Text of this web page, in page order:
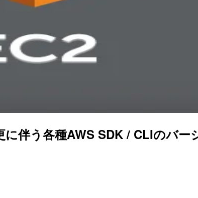
伴う各種AWS SDK / CLIのバー